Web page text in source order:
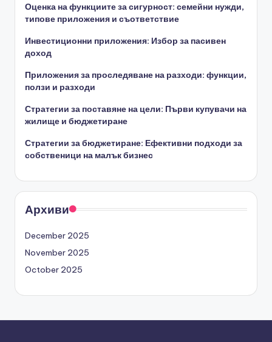
Оценка на функциите за сигурност: семейни нужди,
типове приложения и съответствие
Инвестиционни приложения: Избор за пасивен
доход
Приложения за проследяване на разходи: функции,
ползи и разходи
Стратегии за поставяне на цели: Първи купувачи на
жилище и бюджетиране
Стратегии за бюджетиране: Ефективни подходи за
собственици на малък бизнес
Архиви
December 2025
November 2025
October 2025